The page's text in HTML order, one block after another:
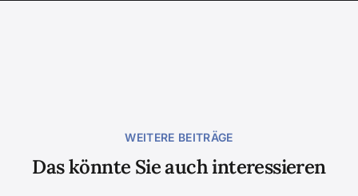
WEITERE BEITRÄGE
Das könnte Sie auch interessieren